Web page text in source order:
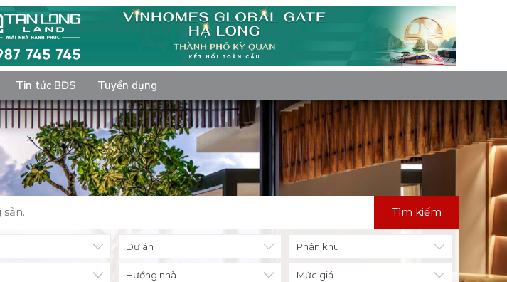
Tin tức BĐS Tuyển dụng
Tìm kiếm
Hướng nhà Mức giá